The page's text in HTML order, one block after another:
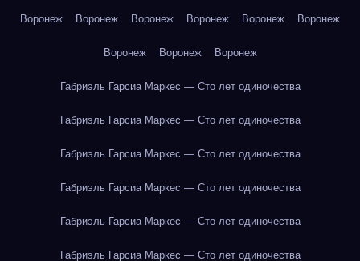
Воронеж Воронеж Воронеж Воронеж Воронеж Воронеж
Воронеж Воронеж Воронеж
Габриэль Гарсиа Маркес — Сто лет одиночества
Габриэль Гарсиа Маркес — Сто лет одиночества
Габриэль Гарсиа Маркес — Сто лет одиночества
Габриэль Гарсиа Маркес — Сто лет одиночества
Габриэль Гарсиа Маркес — Сто лет одиночества
Габриэль Гарсиа Маркес — Сто лет одиночества